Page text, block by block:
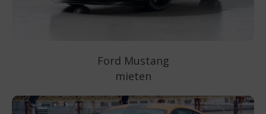
Ford Mustang
mieten